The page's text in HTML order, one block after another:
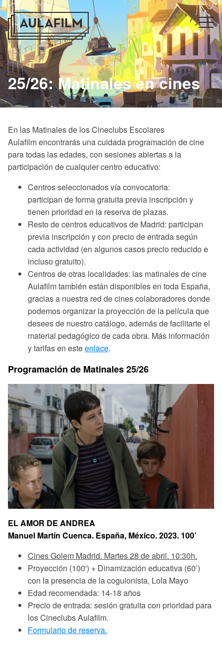
25/26: Matinales en cines
En las Matinales de los Cineclubs Escolares
Aulafilmencontrarás una cuidada programación de cine
para todas las edades, con sesiones abiertas a la
participación de cualquier centro educativo:
Centros seleccionados vía convocatoria:
participan de forma gratuita previa inscripción y
tienen prioridad en la reserva de plazas.
Resto de centros educativos de Madrid: participan
previa inscripción y con precio de entrada según
cada actividad (en algunos casos precio reducido e
incluso gratuito).
Centros de otras localidades: las matinales de cine
Aulafilm también están disponibles en toda España,
gracias a nuestra red de cines colaboradores donde
podemos organizar la proyección de la película que
desees de nuestro catálogo, además de facilitarte el
material pedagógico de cada obra. Más información
y tarifas en esteenlace.
Programación de Matinales 25/26
EL AMOR DE ANDREA
Manuel Martín Cuenca. España, México. 2023. 100’
Cines Golem Madrid. Martes 28 de abril. 10:30h.
Proyección (100') + Dinamización educativa (60’)
con la presencia de la coguionista, Lola Mayo
Edad recomendada: 14-18 años
Precio de entrada: sesión gratuita con prioridad para
los Cineclubs Aulafilm.
Formulario de reserva.